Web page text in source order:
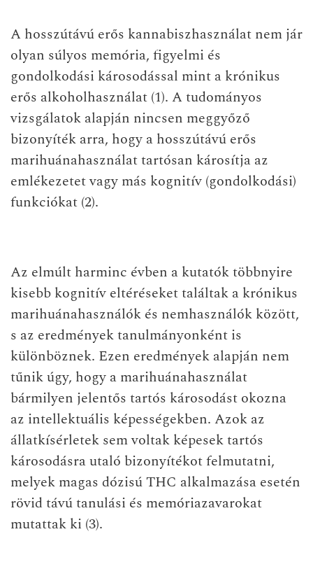
A hosszútávú erős kannabiszhasználat nem jár
olyan súlyos memória, figyelmi és
gondolkodási károsodással mint a krónikus
erős alkoholhasználat (1). A tudományos
vizsgálatok alapján nincsen meggyőző
bizonyíték arra, hogy a hosszútávú erős
marihuánahasználat tartósan károsítja az
emlékezetet vagy más kognitív (gondolkodási)
funkciókat (2).
Az elmúlt harminc évben a kutatók többnyire
kisebb kognitív eltéréseket találtak a krónikus
marihuánahasználók és nemhasználók között,
s az eredmények tanulmányonként is
különböznek. Ezen eredmények alapján nem
tűnik úgy, hogy a marihuánahasználat
bármilyen jelentős tartós károsodást okozna
az intellektuális képességekben. Azok az
állatkísérletek sem voltak képesek tartós
károsodásra utaló bizonyítékot felmutatni,
melyek magas dózisú THC alkalmazása esetén
rövid távú tanulási és memóriazavarokat
mutattak ki (3).